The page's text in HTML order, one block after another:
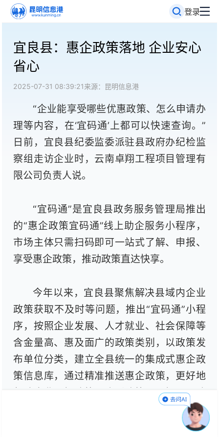
登录
宜良县：惠企政策落地 企业安心
省心
2025-07-31 08:39:21来源：昆明信息港
“企业能享受哪些优惠政策、怎么申请办
理等内容，在‘宜码通’上都可以快速查询。”
日前，宜良县纪委监委派驻县政府办纪检监
察组走访企业时，云南卓翔工程项目管理有
限公司负责人说。
“宜码通”是宜良县政务服务管理局推出
的“惠企政策宜码通”线上助企服务小程序，
市场主体只需扫码即可一站式了解、申报、
享受惠企政策，推动政策直达快享。
今年以来，宜良县聚焦解决县域内企业
政策获取不及时等问题，推出“宜码通”小程
序，按照企业发展、人才就业、社会保障等
含金量高、惠及面广的政策类别，以政策发
布单位分类，建立全县统一的集成式惠企政
策信息库，通过精准推送惠企政策，更好地
帮助企业了解政策、吃透政策、用好用足政
策，真正实现政策传递、联动帮扶、便捷使